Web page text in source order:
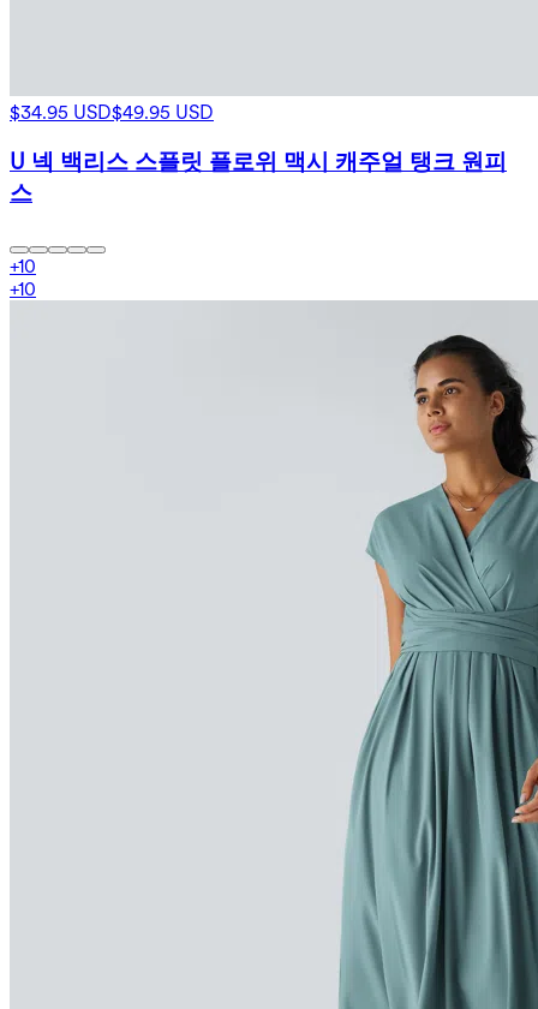
$34.95 USD$49.95 USD
U 넥 백리스 스플릿 플로위 맥시 캐주얼 탱크 원피
스
+10
+10